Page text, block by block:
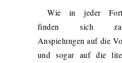
Wie in jeder
finden sich
Anspielungen auf die
und sogar auf die